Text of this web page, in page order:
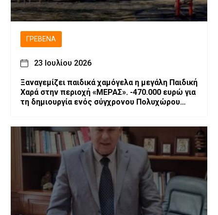
ΓΡΕΒΕΝΆ
23 Ιουλίου 2026
Ξαναγεμίζει παιδικά χαμόγελα η μεγάλη Παιδική
Χαρά στην περιοχή «ΜΕΡΑΣ». -470.000 ευρώ για
τη δημιουργία ενός σύγχρονου Πολυχώρου